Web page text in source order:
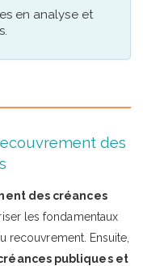
en analyse et
des
des créances
les fondamentaux
recouvrement. Ensuite,
publiques et